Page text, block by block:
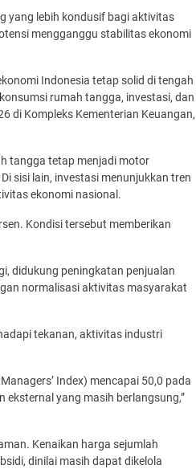
yang lebih kondusif bagi aktivitas
mengganggu stabilitas ekonomi
Indonesia tetap solid di tengah
rumah tangga, investasi, dan
di Kompleks Kementerian Keuangan,
tangga tetap menjadi motor
sisi lain, investasi menunjukkan tren
ekonomi nasional.
Kondisi tersebut memberikan
didukung peningkatan penjualan
normalisasi aktivitas masyarakat
tekanan, aktivitas industri
Index) mencapai 50,0 pada
yang masih berlangsung,”
Kenaikan harga sejumlah
dinilai masih dapat dikelola